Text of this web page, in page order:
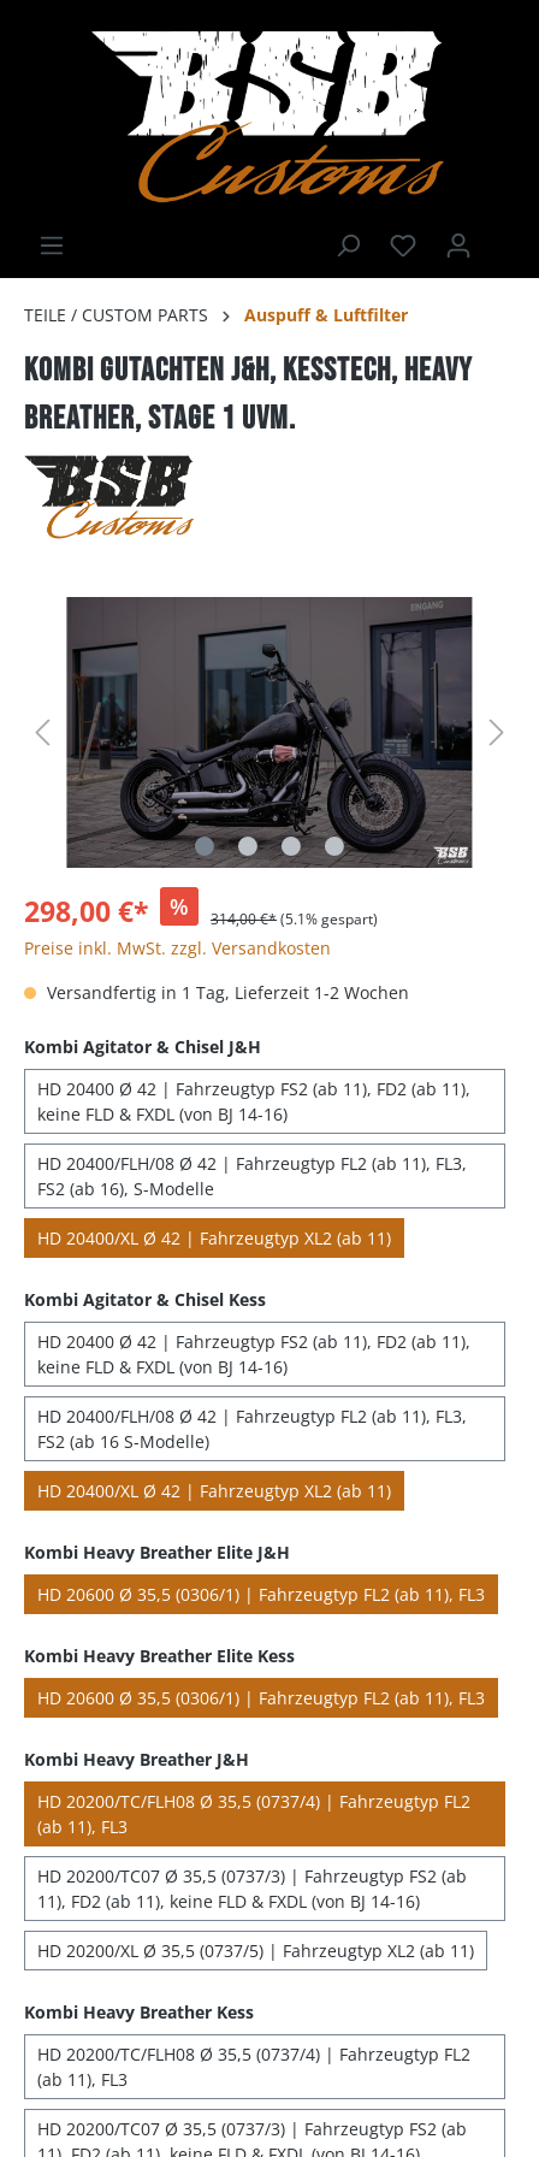
TEILE / CUSTOM PARTS Auspuff & Luftfilter
Kombi Gutachten J&H, Kesstech, Heavy
Breather, Stage 1 uvm.
298,00 €* % 314,00 €*(5.1% gespart)
Preise inkl. MwSt. zzgl. Versandkosten
Versandfertig in 1 Tag, Lieferzeit 1-2 Wochen
Kombi Agitator & Chisel J&H
HD 20400 Ø 42 | Fahrzeugtyp FS2 (ab 11), FD2 (ab 11),
keine FLD & FXDL (von BJ 14-16)
HD 20400/FLH/08 Ø 42 | Fahrzeugtyp FL2 (ab 11), FL3,
FS2 (ab 16), S-Modelle
HD 20400/XL Ø 42 | Fahrzeugtyp XL2 (ab 11)
Kombi Agitator & Chisel Kess
HD 20400 Ø 42 | Fahrzeugtyp FS2 (ab 11), FD2 (ab 11),
keine FLD & FXDL (von BJ 14-16)
HD 20400/FLH/08 Ø 42 | Fahrzeugtyp FL2 (ab 11), FL3,
FS2 (ab 16 S-Modelle)
HD 20400/XL Ø 42 | Fahrzeugtyp XL2 (ab 11)
Kombi Heavy Breather Elite J&H
HD 20600 Ø 35,5 (0306/1) | Fahrzeugtyp FL2 (ab 11), FL3
Kombi Heavy Breather Elite Kess
HD 20600 Ø 35,5 (0306/1) | Fahrzeugtyp FL2 (ab 11), FL3
Kombi Heavy Breather J&H
HD 20200/TC/FLH08 Ø 35,5 (0737/4) | Fahrzeugtyp FL2
(ab 11), FL3
HD 20200/TC07 Ø 35,5 (0737/3) | Fahrzeugtyp FS2 (ab
11), FD2 (ab 11), keine FLD & FXDL (von BJ 14-16)
HD 20200/XL Ø 35,5 (0737/5) | Fahrzeugtyp XL2 (ab 11)
Kombi Heavy Breather Kess
HD 20200/TC/FLH08 Ø 35,5 (0737/4) | Fahrzeugtyp FL2
(ab 11), FL3
HD 20200/TC07 Ø 35,5 (0737/3) | Fahrzeugtyp FS2 (ab